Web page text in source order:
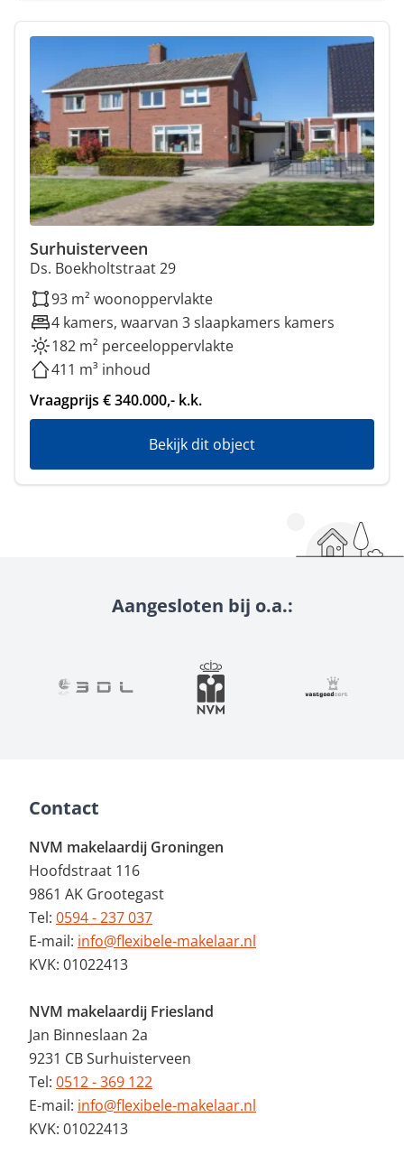
Surhuisterveen
Ds. Boekholtstraat 29
93 m² woonoppervlakte
4 kamers, waarvan 3 slaapkamers kamers
182 m² perceeloppervlakte
411 m³ inhoud
Vraagprijs € 340.000,- k.k.
Bekijk dit object
Aangesloten bij o.a.:
Contact
NVM makelaardij Groningen
Hoofdstraat 116
9861 AK Grootegast
Tel: 0594 - 237 037
E-mail: info@flexibele-makelaar.nl
KVK: 01022413
NVM makelaardij Friesland
Jan Binneslaan 2a
9231 CB Surhuisterveen
Tel: 0512 - 369 122
E-mail: info@flexibele-makelaar.nl
KVK: 01022413